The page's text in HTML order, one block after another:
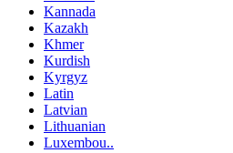
Kannada
Kazakh
Khmer
Kurdish
Kyrgyz
Latin
Latvian
Lithuanian
Luxembou..